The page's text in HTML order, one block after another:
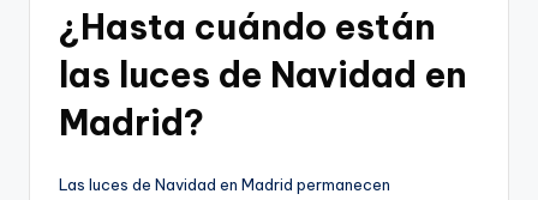
¿Hasta cuándo están
las luces de Navidad en
Madrid?
Las luces de Navidad en Madrid permanecen